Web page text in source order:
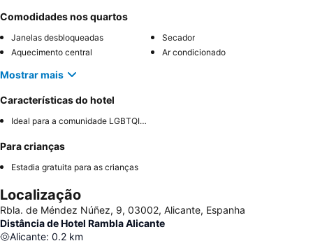
Comodidades nos quartos
Janelas desbloqueadas
Secador
Aquecimento central
Ar condicionado
Mostrar mais
Características do hotel
Ideal para a comunidade LGBTQIA+
Para crianças
Estadia gratuita para as crianças
Localização
Rbla. de Méndez Núñez, 9, 03002, Alicante, Espanha
Distância de Hotel Rambla Alicante
Alicante: 0.2 km